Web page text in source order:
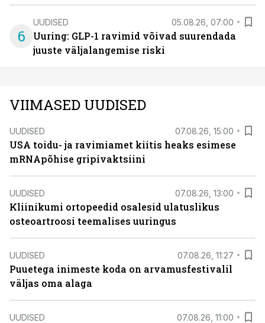
6
UUDISED 05.08.26, 07:00
Uuring: GLP-1 ravimid võivad suurendada
juuste väljalangemise riski
VIIMASED UUDISED
UUDISED 07.08.26, 15:00
USA toidu- ja ravimiamet kiitis heaks esimese
mRNApõhise gripivaktsiini
UUDISED 07.08.26, 13:00
Kliinikumi ortopeedid osalesid ulatuslikus
osteoartroosi teemalises uuringus
UUDISED 07.08.26, 11:27
Puuetega inimeste koda on arvamusfestivalil
väljas oma alaga
UUDISED 07.08.26, 11:00